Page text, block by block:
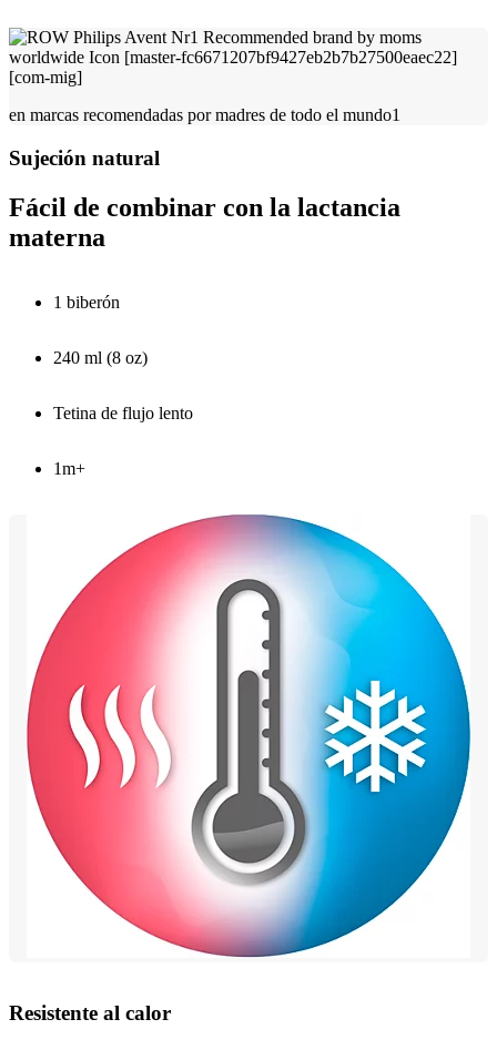
en marcas recomendadas por madres de todo el mundo1
Sujeción natural
Fácil de combinar con la lactancia
materna
1 biberón
240 ml (8 oz)
Tetina de flujo lento
1m+
Resistente al calor